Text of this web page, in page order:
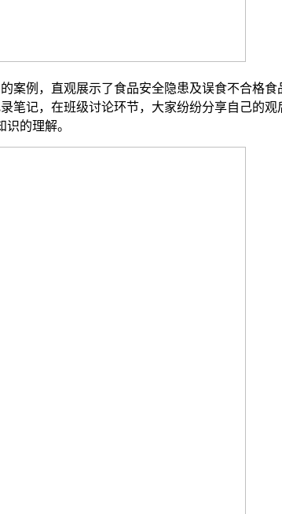
例，直观展示了食品安全隐患及误食不合格食
记，在班级讨论环节，大家纷纷分享自己的
识的理解。